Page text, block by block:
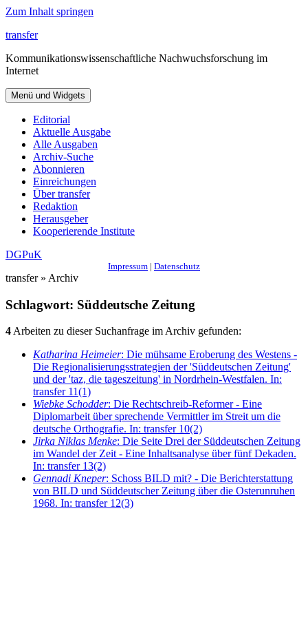
Zum Inhalt springen
transfer
Kommunikationswissenschaftliche Nachwuchsforschung im
Internet
Menü und Widgets
Editorial
Aktuelle Ausgabe
Alle Ausgaben
Archiv-Suche
Abonnieren
Einreichungen
Über transfer
Redaktion
Herausgeber
Kooperierende Institute
DGPuK
Impressum | Datenschutz
transfer » Archiv
Schlagwort: Süddeutsche Zeitung
4Arbeiten zu dieser Suchanfrage im Archiv gefunden:
Katharina Heimeier: Die mühsame Eroberung des Westens -
Die Regionalisierungsstrategien der 'Süddeutschen Zeitung'
und der 'taz, die tageszeitung' in Nordrhein-Westfalen. In:
transfer 11(1)
Wiebke Schodder: Die Rechtschreib-Reformer - Eine
Diplomarbeit über sprechende Vermittler im Streit um die
deutsche Orthografie. In: transfer 10(2)
Jirka Niklas Menke: Die Seite Drei der Süddeutschen Zeitung
im Wandel der Zeit - Eine Inhaltsanalyse über fünf Dekaden.
In: transfer 13(2)
Gennadi Kneper: Schoss BILD mit? - Die Berichterstattung
von BILD und Süddeutscher Zeitung über die Osterunruhen
1968. In: transfer 12(3)